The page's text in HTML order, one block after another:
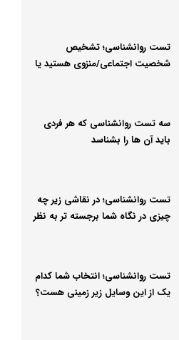
تست روانشناسی؛ تشخیص
شخصیت اجتماعی/منزوی هستید یا
سه تست روانشناسی که هر فردی
باید آن ها را بشناسد
تست روانشناسی؛ در نقاشی زیر چه
چیزی در نگاه شما برجسته تر به نظر
تست روانشناسی؛ انتخاب شما کدام
یک از این وسایل زیر زمینی هست؟